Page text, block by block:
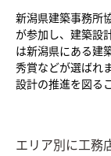
新潟県建築事務所
が参加し、建築設
は新潟県にある建
秀賞などが選ばれ
設計の推進を図る
エリア別に工務